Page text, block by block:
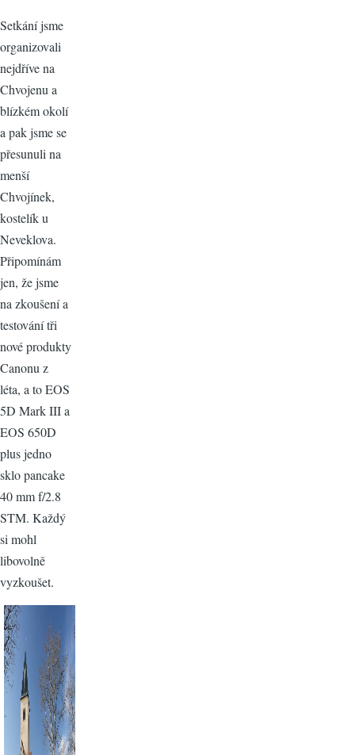
Setkání jsme
organizovali
nejdříve na
Chvojenu a
blízkém okolí
a pak jsme se
přesunuli na
menší
Chvojínek,
kostelík u
Neveklova.
Připomínám
jen, že jsme
na zkoušení a
testování tři
nové produkty
Canonu z
léta, a to EOS
5D Mark III a
EOS 650D
plus jedno
sklo pancake
40 mm f/2.8
STM. Každý
si mohl
libovolně
vyzkoušet.